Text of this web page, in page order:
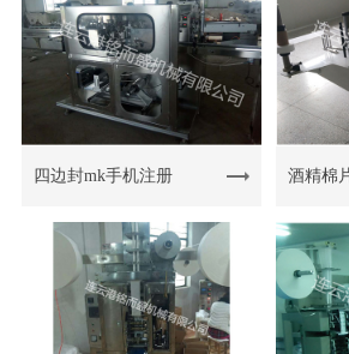
四边封mk手机注册 酒精棉